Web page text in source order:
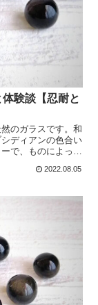
験談【忍耐と
のガラスです。和
ディアンの色合い
で、ものによって
2022.08.05